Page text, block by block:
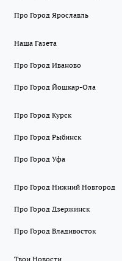
Про Город Ярославль
Наша Газета
Про Город Иваново
Про Город Йошкар-Ола
Про Город Курск
Про Город Рыбинск
Про Город Уфа
Про Город Нижний Новгород
Про Город Дзержинск
Про Город Владивосток
Твои Новости